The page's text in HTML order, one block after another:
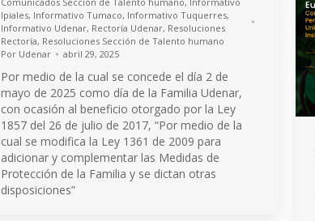
Ipiales, Informativo Tumaco, Informativo Tuquerres,
Informativo Udenar, Rectoría Udenar, Resoluciones
Rectoría, Resoluciones Sección de Talento humano
Por Udenar abril 29, 2025
Por medio de la cual se concede el día 2 de
mayo de 2025 como día de la Familia Udenar,
con ocasión al beneficio otorgado por la Ley
1857 del 26 de julio de 2017, “Por medio de la
cual se modifica la Ley 1361 de 2009 para
adicionar y complementar las Medidas de
Protección de la Familia y se dictan otras
disposiciones”